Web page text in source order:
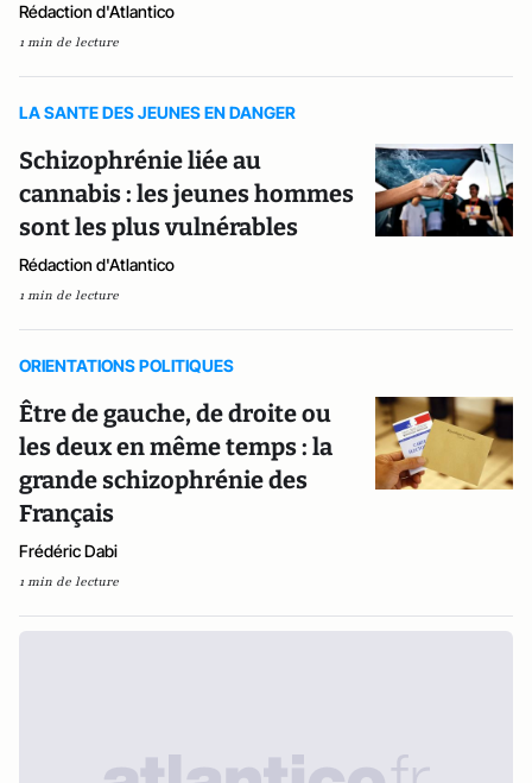
Rédaction d'Atlantico
1 min de lecture
LA SANTE DES JEUNES EN DANGER
Schizophrénie liée au
cannabis : les jeunes hommes
sont les plus vulnérables
Rédaction d'Atlantico
1 min de lecture
ORIENTATIONS POLITIQUES
Être de gauche, de droite ou
les deux en même temps : la
grande schizophrénie des
Français
Frédéric Dabi
1 min de lecture